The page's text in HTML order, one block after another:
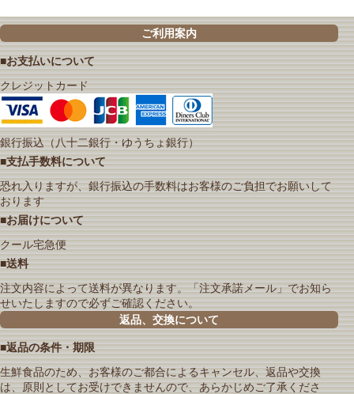
ご利用案内
■お支払いについて
クレジットカード
銀行振込（八十二銀行・ゆうちょ銀行）
■支払手数料について
恐れ入りますが、銀行振込の手数料はお客様のご負担でお願いして
おります
■お届けについて
クール宅急便
■送料
注文内容によって送料が異なります。「注文承諾メール」でお知ら
せいたしますので必ずご確認ください。
返品、交換について
■返品の条件・期限
生鮮食品のため、お客様のご都合によるキャンセル、返品や交換
は、原則としてお受けできませんので、あらかじめご了承くださ